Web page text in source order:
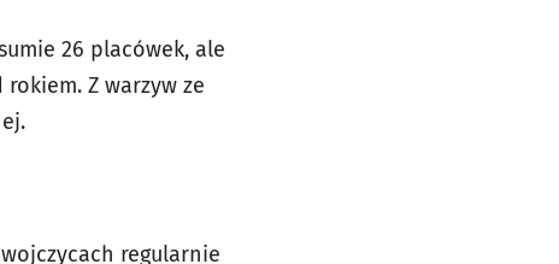
26 placówek, ale
Z warzyw ze
regularnie